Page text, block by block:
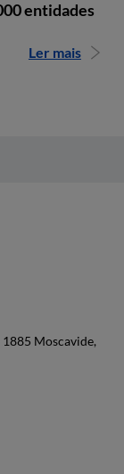
entidades
Ler mais
Moscavide,